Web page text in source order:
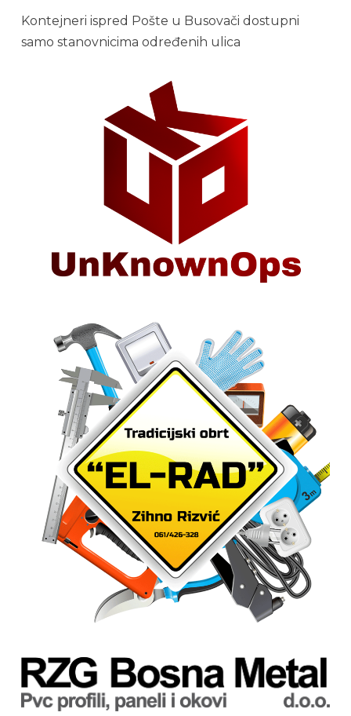
Kontejneri ispred Pošte u Busovači dostupni
samo stanovnicima određenih ulica